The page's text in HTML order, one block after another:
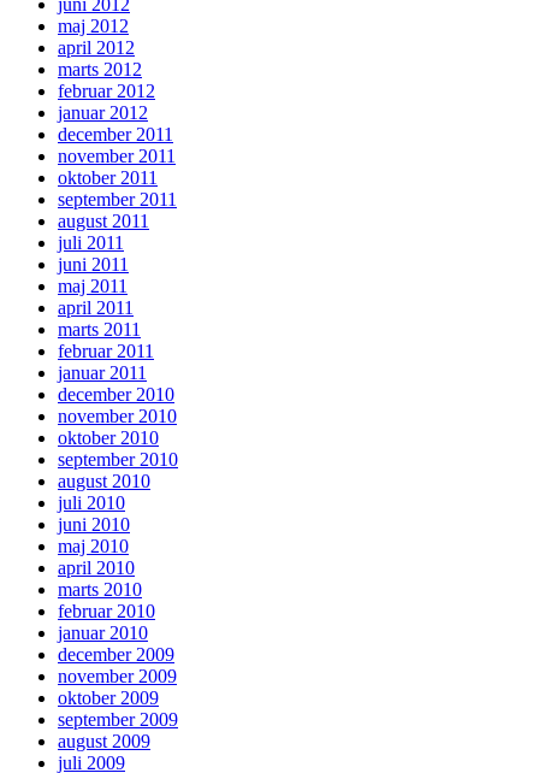
maj 2012
april 2012
marts 2012
februar 2012
januar 2012
december 2011
november 2011
oktober 2011
september 2011
august 2011
juli 2011
juni 2011
maj 2011
april 2011
marts 2011
februar 2011
januar 2011
december 2010
november 2010
oktober 2010
september 2010
august 2010
juli 2010
juni 2010
maj 2010
april 2010
marts 2010
februar 2010
januar 2010
december 2009
november 2009
oktober 2009
september 2009
august 2009
juli 2009